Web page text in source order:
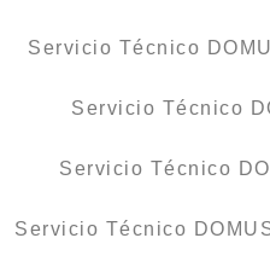
Servicio Técnico
Servicio Técnico
Servicio Técnico
Servicio Técnico